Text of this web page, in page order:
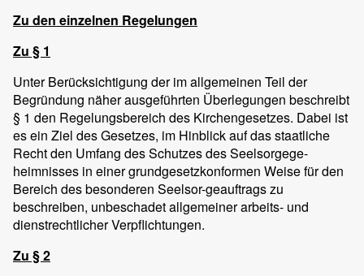
Zu den einzelnen Regelungen
Zu § 1
Unter Berücksichtigung der im allgemeinen Teil der
Begründung näher ausgeführten Überlegungen beschreibt
§ 1 den Regelungsbereich des Kirchengesetzes. Dabei ist
es ein Ziel des Gesetzes, im Hinblick auf das staatliche
Recht den Umfang des Schutzes des Seelsorgege-
heimnisses in einer grundgesetzkonformen Weise für den
Bereich des besonderen Seelsor-geauftrags zu
beschreiben, unbeschadet allgemeiner arbeits- und
dienstrechtlicher Verpflichtungen.
Zu § 2